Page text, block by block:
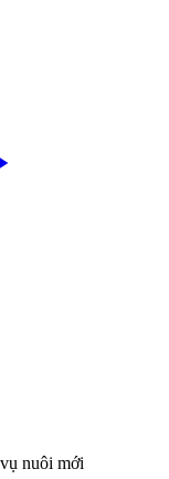
nuôi mới